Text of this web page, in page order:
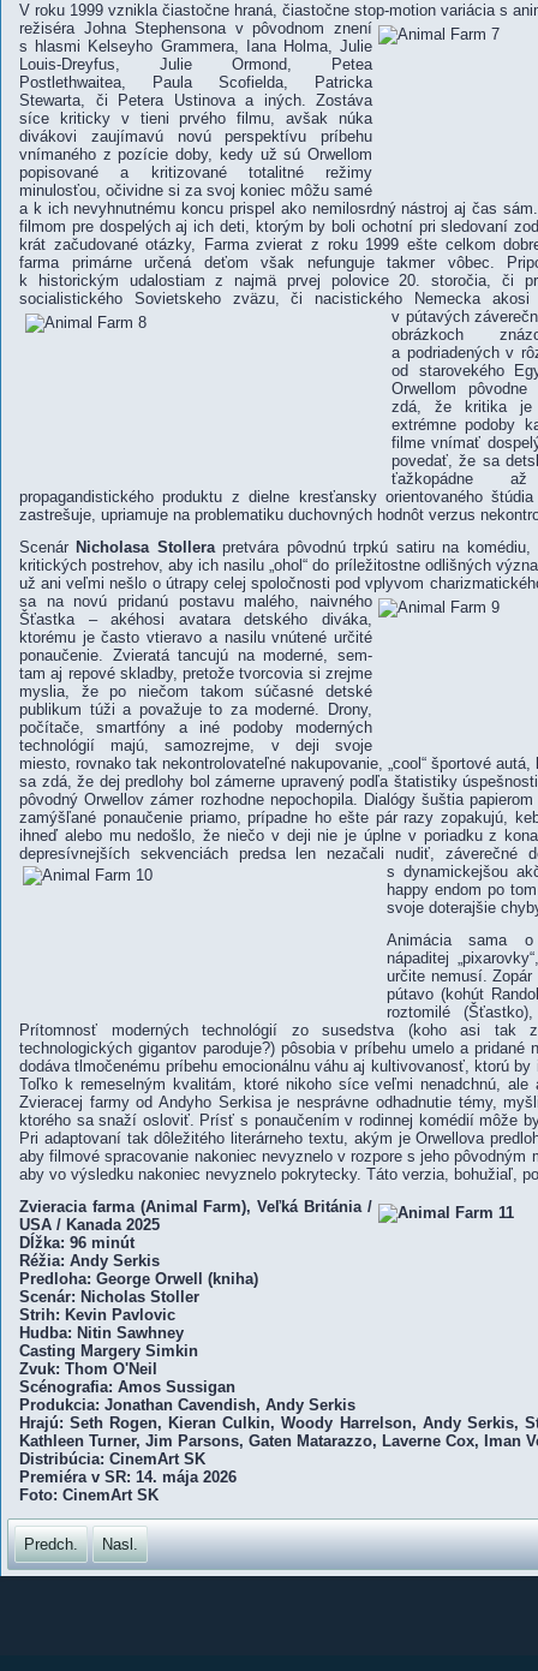
V roku 1999 vznikla čiastočne hraná, čiastočne stop-motion variácia s
režiséra Johna Stephensona v pôvodnom znení
s hlasmi Kelseyho Grammera, Iana Holma, Julie
Louis-Dreyfus, Julie Ormond, Petea
Postlethwaitea, Paula Scofielda, Patricka
Stewarta, či Petera Ustinova a iných. Zostáva
síce kriticky v tieni prvého filmu, avšak núka
divákovi zaujímavú novú perspektívu príbehu
vnímaného z pozície doby, kedy už sú Orwellom
popisované a kritizované totalitné režimy
minulosťou, očividne si za svoj koniec môžu samé
a k ich nevyhnutnému koncu prispel ako nemilosrdný nástroj aj čas
filmom pre dospelých aj ich deti, ktorým by boli ochotní pri sledovaní
krát začudované otázky,
Farma zvierat z roku 1999 ešte celkom
farmaprimárne určená deťom však nefunguje takmer vôbec.
k historickým udalostiam z najmä prvej polovice 20. storočia, či
socialistického Sovietskeho zväzu, či nacistického Nemecka
v pútavých
obrázkoch
a podriadených v
od starovekého
Orwellom
zdá, že kritika je
extrémne podoby
filme vnímať
povedať, že sa
ťažkopádne
propagandistického produktu z dielne kresťansky orientovaného
zastrešuje, upriamuje na problematiku duchovných hodnôt verzus
Scenár Nicholasa Stollerapretvára pôvodnú trpkú satiru na komédiu,
kritických postrehov, aby ich nasilu „ohol“ do príležitostne odlišných
už ani veľmi nešlo o útrapy celej spoločnosti pod vplyvom
sa na novú pridanú postavu malého, naivného
Šťastka – akéhosi avatara detského diváka,
ktorému je často vtieravo a nasilu vnútené určité
ponaučenie. Zvieratá tancujú na moderné, sem-
tam aj repové skladby, pretože tvorcovia si zrejme
myslia, že po niečom takom súčasné detské
publikum túži a považuje to za moderné. Drony,
počítače, smartfóny a iné podoby moderných
technológií majú, samozrejme, v deji svoje
miesto, rovnako tak nekontrolovateľné nakupovanie, „cool“ športové
sa zdá, že dej predlohy bol zámerne upravený podľa štatistiky
pôvodný Orwellov zámer rozhodne nepochopila. Dialógy šuštia
zamýšľané ponaučenie priamo, prípadne ho ešte pár razy zopakujú,
ihneď alebo mu nedošlo, že niečo v deji nie je úplne v poriadku z
depresívnejších sekvenciách predsa len nezačali nudiť, záverečné
s dynamickejšou
happy endom po
svoje doterajšie
Animácia sama o
nápaditej
určite nemusí.
pútavo (kohút
roztomilé
Prítomnosť moderných technológií zo susedstva (koho asi tak
technologických gigantov paroduje?) pôsobia v príbehu umelo a pridané
dodáva tlmočenému príbehu emocionálnu váhu aj kultivovanosť, ktorú
Toľko k remeselným kvalitám, ktoré nikoho síce veľmi nenadchnú, ale
Zvieracej farmyodAndyho Serkisaje nesprávne odhadnutie témy,
ktorého sa snaží osloviť. Prísť s ponaučením v rodinnej komédií môže
Pri adaptovaní tak dôležitého literárneho textu, akým je Orwellova
aby filmové spracovanie nakoniec nevyznelo v rozpore s jeho pôvodným
aby vo výsledku nakoniec nevyznelo pokrytecky. Táto verzia, bohužiaľ,
Zvieracia farma (Animal Farm), Veľká Británia /
USA / Kanada 2025
Dĺžka: 96 minút
Réžia: Andy Serkis
Predloha: George Orwell (kniha)
Scenár: Nicholas Stoller
Strih: Kevin Pavlovic
Hudba: Nitin Sawhney
Casting Margery Simkin
Zvuk: Thom O'Neil
Scénografia: Amos Sussigan
Produkcia: Jonathan Cavendish, Andy Serkis
Hrajú: Seth Rogen, Kieran Culkin, Woody Harrelson, Andy Serkis,
Kathleen Turner, Jim Parsons, Gaten Matarazzo, Laverne Cox, Iman
Distribúcia: CinemArt SK
Premiéra v SR: 14. mája 2026
Foto: CinemArt SK
Predch. Nasl.